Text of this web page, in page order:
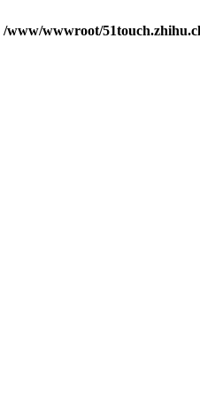
/www/wwwroot/